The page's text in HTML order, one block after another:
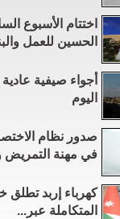
اختتام الأسبوع
الحسين للعمل
أجواء صيفية
اليوم
صدور نظام
في مهنة التمريض
كهرباء إربد تطلق
المتكاملة عبر...